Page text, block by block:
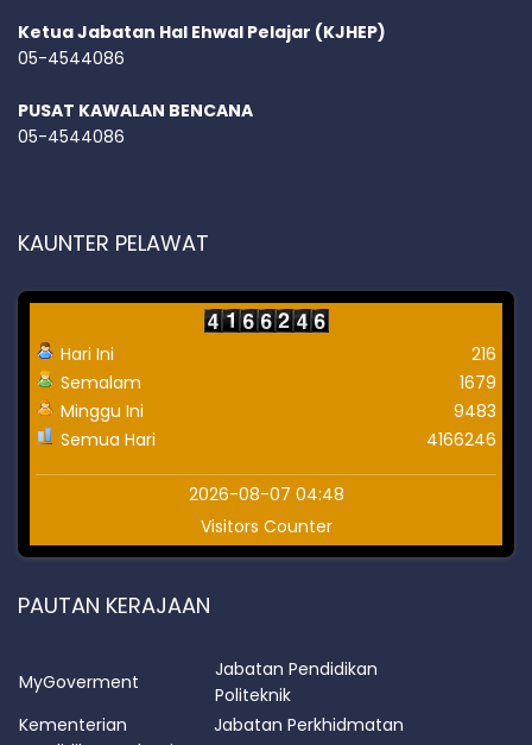
Ketua Jabatan Hal Ehwal Pelajar (KJHEP)
05-4544086
PUSAT KAWALAN BENCANA
05-4544086
KAUNTER PELAWAT
Hari Ini
Semalam
Minggu Ini
Semua Hari
216
1679
9483
4166246
2026-08-07 04:48
Visitors Counter
PAUTAN KERAJAAN
MyGoverment
Jabatan Pendidikan
Politeknik
Kementerian
Jabatan Perkhidmatan